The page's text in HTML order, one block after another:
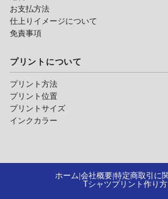
お支払方法
仕上りイメージについて
免責事項
プリントについて
プリント方法
プリント位置
プリントサイズ
インクカラー
ホーム 会社概要| 特定商取引に
Tシャツプリント作り